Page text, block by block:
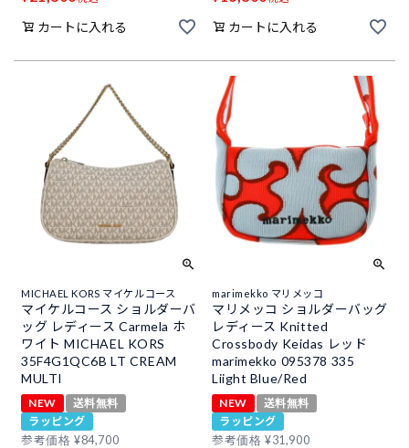
カートに入れる カートに入れる
MICHAEL KORS マイケルコース
マイケルコース ショルダーバ
ッグ レディース Carmela ホ
ワイト MICHAEL KORS
35F4G1QC6B LT CREAM
MULTI
NEW
送料無料
ラッピング
参考価格 ¥84,700
marimekko マリメッコ
マリメッコ ショルダーバッグ
レディース Knitted
Crossbody Keidas レッド
marimekko 095378 335
Liight Blue/Red
NEW
送料無料
ラッピング
参考価格 ¥31,900